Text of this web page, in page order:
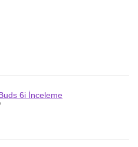
6i İnceleme